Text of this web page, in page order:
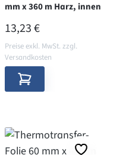
mm x 360 m Harz, innen
REGULÄRER PREIS:
13,23 €
Preise exkl. MwSt. zzgl.
Versandkosten